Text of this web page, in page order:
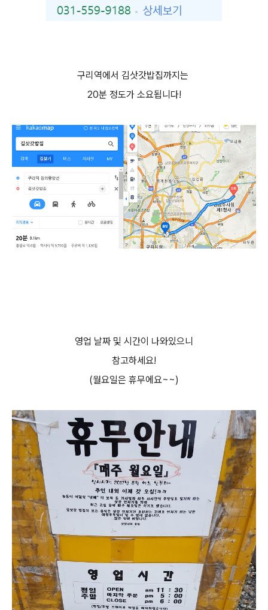
구리역에서 김삿갓밥집까지는
20분 정도가 소요됩니다!
영업 날짜 및 시간이 나와있으니
참고하세요!
(월요일은 휴무에요~~)